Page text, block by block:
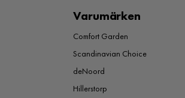
Varumärken
Comfort Garden
Scandinavian Choice
deNoord
Hillerstorp